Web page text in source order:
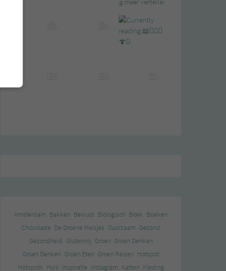
Amsterdam Bakken Bewust Biologisch Boek Boeken
Chocolade De Groene Meisjes Duurzaam Gezond
Gezondheid Glutenvrij Groen Groen Denken
Groen Denken Groen Eten Groen Reizen Hotspot
Hotspots Huis Inspiratie Instagram Katten Kleding